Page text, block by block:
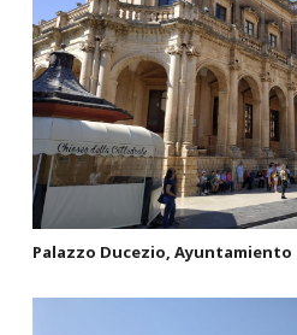
Palazzo Ducezio, Ayuntamiento